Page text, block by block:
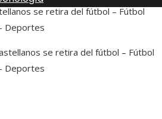
se retira del fútbol – Fútbol
Deportes